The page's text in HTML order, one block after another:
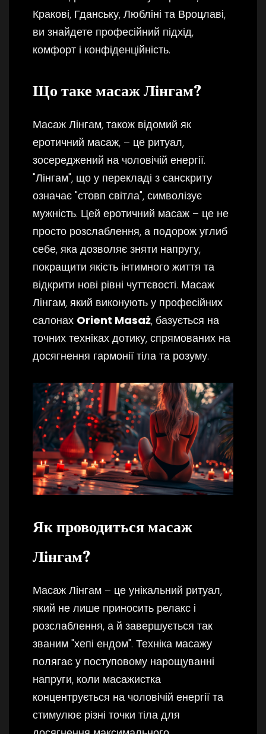
Кракові, Гданську, Любліні та Вроцлаві,
ви знайдете професійний підхід,
комфорт і конфіденційність.
Що таке масаж Лінгам?
Масаж Лінгам, також відомий як
еротичний масаж, – це ритуал,
зосереджений на чоловічій енергії.
"Лінгам", що у перекладі з санскриту
означає "стовп світла", символізує
мужність. Цей еротичний масаж – це не
просто розслаблення, а подорож углиб
себе, яка дозволяє зняти напругу,
покращити якість інтимного життя та
відкрити нові рівні чуттєвості. Масаж
Лінгам, який виконують у професійних
салонах Orient Masaż, базується на
точних техніках дотику, спрямованих на
досягнення гармонії тіла та розуму.
Як проводиться масаж
Лінгам?
Масаж Лінгам – це унікальний ритуал,
який не лише приносить релакс і
розслаблення, а й завершується так
званим "хепі ендом". Техніка масажу
полягає у поступовому нарощуванні
напруги, коли масажистка
концентрується на чоловічій енергії та
стимулює різні точки тіла для